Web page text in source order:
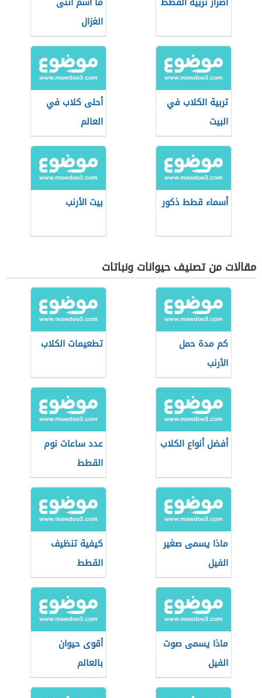
الغزال
تربية الكلاب في
البيت
أحلى كلاب في
العالم
أسماء قطط ذكور بيت الأرنب
مقالات من تصنيف حيوانات ونباتات
كم مدة حمل
الأرنب
تطعيمات الكلاب
أفضل أنواع الكلاب
عدد ساعات نوم
القطط
ماذا يسمى صغير
الفيل
كيفية تنظيف
القطط
ماذا يسمى صوت
الفيل
أقوى حيوان
بالعالم